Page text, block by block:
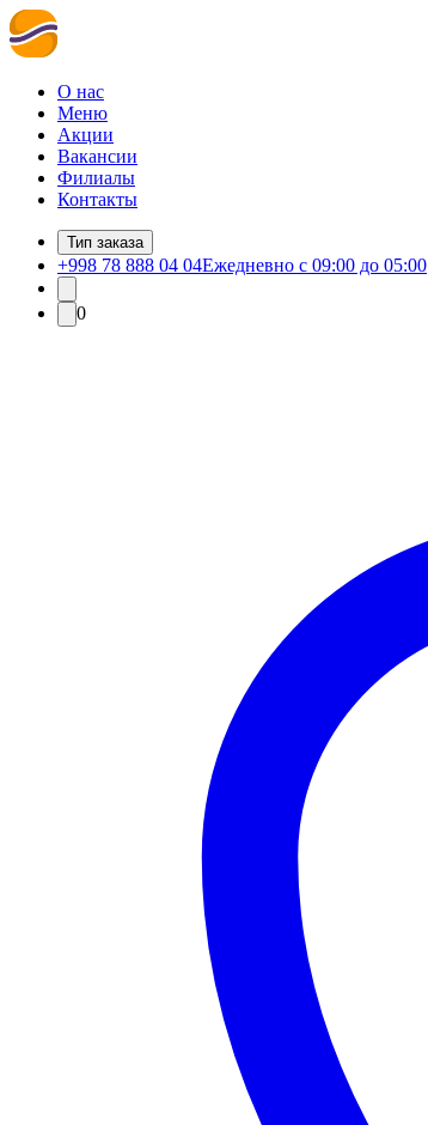
О нас
Меню
Акции
Вакансии
Филиалы
Контакты
Тип заказа
+998 78 888 04 04Ежедневно с 09:00 до 05:00
0